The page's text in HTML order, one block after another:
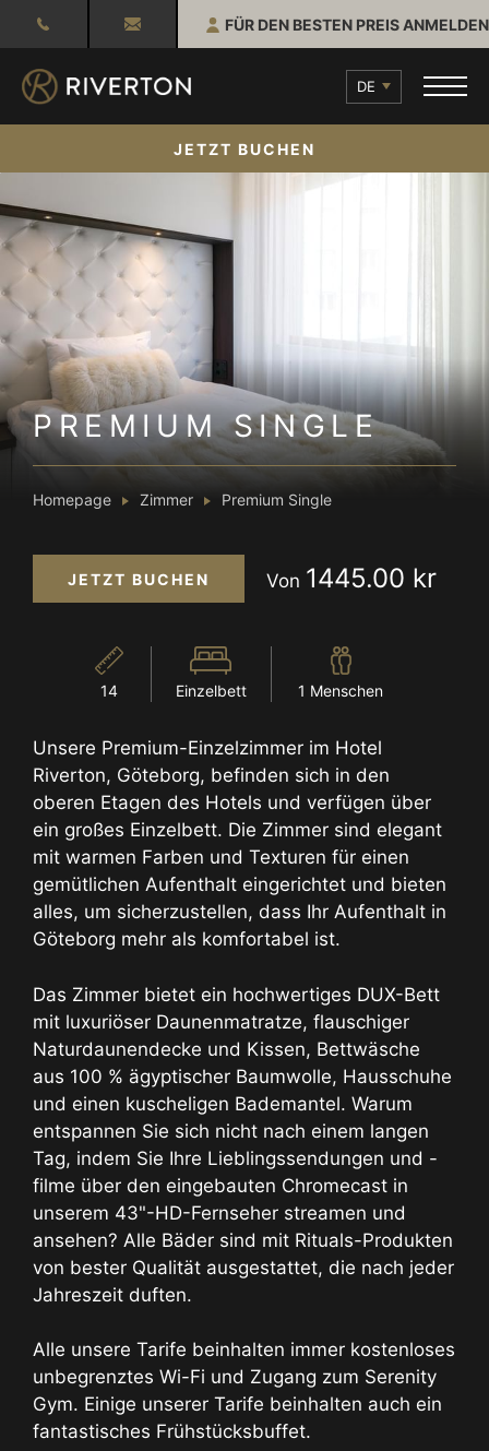
FÜR DEN BESTEN PREIS ANMELDEN
DE
JETZT BUCHEN
PREMIUM SINGLE
Homepage Zimmer Premium Single
14 Einzelbett 1 Menschen
Unsere Premium-Einzelzimmer im Hotel
Riverton, Göteborg, befinden sich in den
oberen Etagen des Hotels und verfügen über
ein großes Einzelbett. Die Zimmer sind elegant
mit warmen Farben und Texturen für einen
gemütlichen Aufenthalt eingerichtet und bieten
alles, um sicherzustellen, dass Ihr Aufenthalt in
Göteborg mehr als komfortabel ist.
Das Zimmer bietet ein hochwertiges DUX-Bett
mit luxuriöser Daunenmatratze, flauschiger
Naturdaunendecke und Kissen, Bettwäsche
aus 100 % ägyptischer Baumwolle, Hausschuhe
und einen kuscheligen Bademantel. Warum
entspannen Sie sich nicht nach einem langen
Tag, indem Sie Ihre Lieblingssendungen und -
filme über den eingebauten Chromecast in
unserem 43"-HD-Fernseher streamen und
ansehen? Alle Bäder sind mit Rituals-Produkten
von bester Qualität ausgestattet, die nach jeder
Jahreszeit duften.
Alle unsere Tarife beinhalten immer kostenloses
unbegrenztes Wi-Fi und Zugang zum Serenity
Gym. Einige unserer Tarife beinhalten auch ein
fantastisches Frühstücksbuffet.
JETZT BUCHEN Von 1445.00 kr